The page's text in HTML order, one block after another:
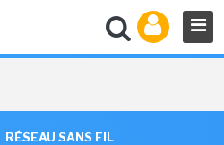
RÉSEAU SANS FIL